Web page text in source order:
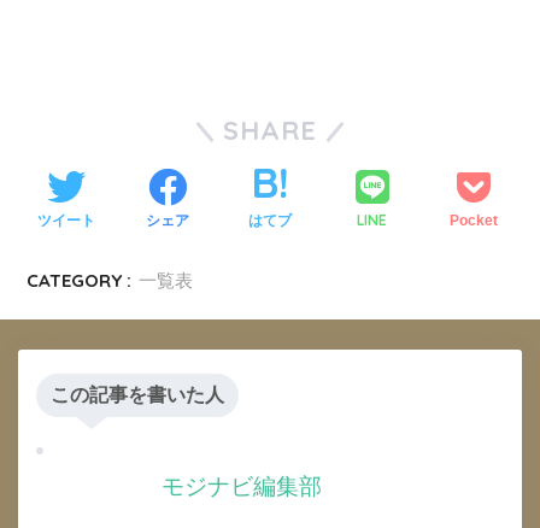
SHARE
ツイート シェア はてブ LINE Pocket
CATEGORY : 一覧表
この記事を書いた人
モジナビ編集部